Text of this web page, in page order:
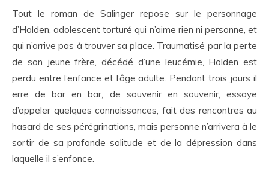
Tout le roman de Salinger repose sur le personnage
d’Holden, adolescent torturé qui n’aime rien ni personne, et
qui n’arrive pas à trouver sa place. Traumatisé par la perte
de son jeune frère, décédé d’une leucémie, Holden est
perdu entre l’enfance et l’âge adulte. Pendant trois jours il
erre de bar en bar, de souvenir en souvenir, essaye
d’appeler quelques connaissances, fait des rencontres au
hasard de ses pérégrinations, mais personne n’arrivera à le
sortir de sa profonde solitude et de la dépression dans
laquelle il s’enfonce.